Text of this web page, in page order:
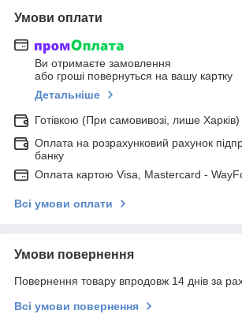
Умови оплати
Ви отримаєте замовлення
або гроші повернуться на вашу картку
Детальніше
Готівкою (При самовивозі, лише Харків)
Оплата на розрахунковий рахунок
банку
Оплата картою Visa, Mastercard -
Всі умови оплати
Умови повернення
Повернення товару впродовж 14 днів за
Всі умови повернення